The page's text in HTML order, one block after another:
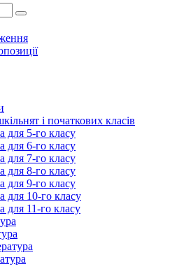
і початкових класів
для 5-го класу
для 6-го класу
для 7-го класу
для 8-го класу
для 9-го класу
для 10-го класу
для 11-го класу